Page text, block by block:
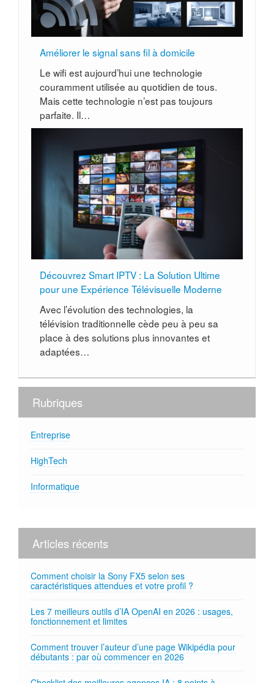
Améliorer le signal sans fil à domicile
Le wifi est aujourd’hui une technologie
couramment utilisée au quotidien de tous.
Mais cette technologie n’est pas toujours
parfaite. Il…
Découvrez Smart IPTV : La Solution Ultime
pour une Expérience Télévisuelle Moderne
Avec l’évolution des technologies, la
télévision traditionnelle cède peu à peu sa
place à des solutions plus innovantes et
adaptées…
Rubriques
Entreprise
HighTech
Informatique
Articles récents
Comment choisir la Sony FX5 selon ses
caractéristiques attendues et votre profil ?
Les 7 meilleurs outils d’IA OpenAI en 2026 : usages,
fonctionnement et limites
Comment trouver l’auteur d’une page Wikipédia pour
débutants : par où commencer en 2026